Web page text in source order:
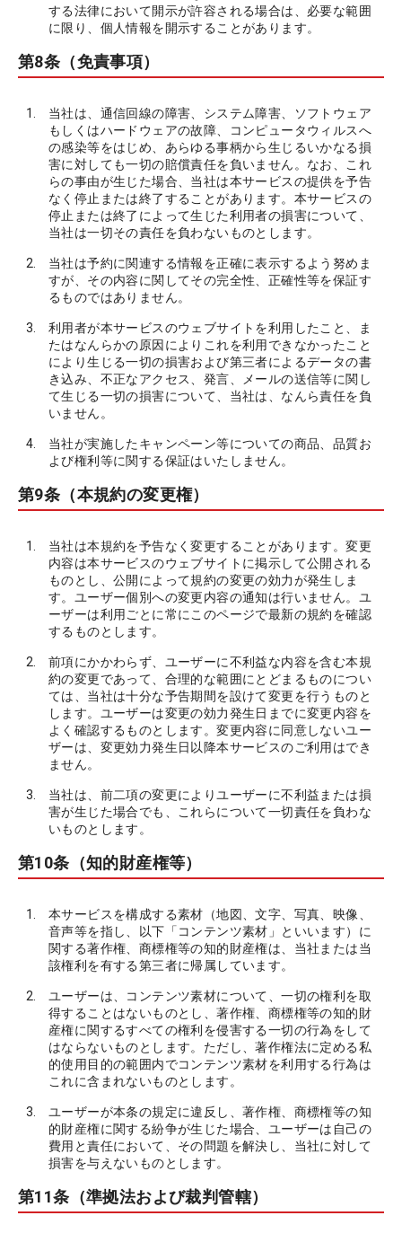
する法律において開示が許容される場合は、必要な範囲
に限り、個人情報を開示することがあります。
第8条（免責事項）
当社は、通信回線の障害、システム障害、ソフトウェア
もしくはハードウェアの故障、コンピュータウィルスへ
の感染等をはじめ、あらゆる事柄から生じるいかなる損
害に対しても一切の賠償責任を負いません。なお、これ
らの事由が生じた場合、当社は本サービスの提供を予告
なく停止または終了することがあります。本サービスの
停止または終了によって生じた利用者の損害について、
当社は一切その責任を負わないものとします。
当社は予約に関連する情報を正確に表示するよう努めま
すが、その内容に関してその完全性、正確性等を保証す
るものではありません。
利用者が本サービスのウェブサイトを利用したこと、ま
たはなんらかの原因によりこれを利用できなかったこと
により生じる一切の損害および第三者によるデータの書
き込み、不正なアクセス、発言、メールの送信等に関し
て生じる一切の損害について、当社は、なんら責任を負
いません。
当社が実施したキャンペーン等についての商品、品質お
よび権利等に関する保証はいたしません。
第9条（本規約の変更権）
当社は本規約を予告なく変更することがあります。変更
内容は本サービスのウェブサイトに掲示して公開される
ものとし、公開によって規約の変更の効力が発生しま
す。ユーザー個別への変更内容の通知は行いません。ユ
ーザーは利用ごとに常にこのページで最新の規約を確認
するものとします。
前項にかかわらず、ユーザーに不利益な内容を含む本規
約の変更であって、合理的な範囲にとどまるものについ
ては、当社は十分な予告期間を設けて変更を行うものと
します。ユーザーは変更の効力発生日までに変更内容を
よく確認するものとします。変更内容に同意しないユー
ザーは、変更効力発生日以降本サービスのご利用はでき
ません。
当社は、前二項の変更によりユーザーに不利益または損
害が生じた場合でも、これらについて一切責任を負わな
いものとします。
第10条（知的財産権等）
本サービスを構成する素材（地図、文字、写真、映像、
音声等を指し、以下「コンテンツ素材」といいます）に
関する著作権、商標権等の知的財産権は、当社または当
該権利を有する第三者に帰属しています。
ユーザーは、コンテンツ素材について、一切の権利を取
得することはないものとし、著作権、商標権等の知的財
産権に関するすべての権利を侵害する一切の行為をして
はならないものとします。ただし、著作権法に定める私
的使用目的の範囲内でコンテンツ素材を利用する行為は
これに含まれないものとします。
ユーザーが本条の規定に違反し、著作権、商標権等の知
的財産権に関する紛争が生じた場合、ユーザーは自己の
費用と責任において、その問題を解決し、当社に対して
損害を与えないものとします。
第11条（準拠法および裁判管轄）